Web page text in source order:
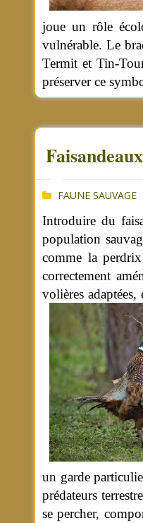
joue un rôle
vulnérable. Le
Termit et Tin-
préserver ce
FAUNE SAUVAGE
Introduire du
population
comme la
correctement
volières
un garde
prédateurs
se percher,